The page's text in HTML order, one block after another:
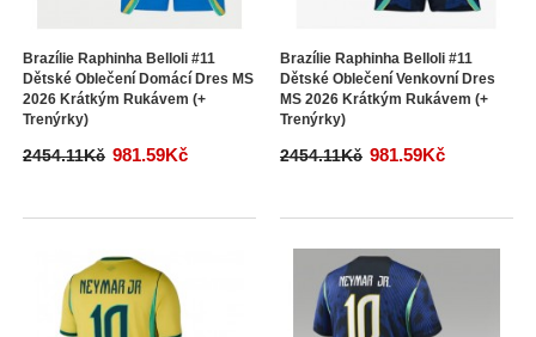
Brazílie Raphinha Belloli #11
Dětské Oblečení Domácí Dres MS
2026 Krátkým Rukávem (+
Trenýrky)
2454.11Kč 981.59Kč
Brazílie Raphinha Belloli #11
Dětské Oblečení Venkovní Dres
MS 2026 Krátkým Rukávem (+
Trenýrky)
2454.11Kč 981.59Kč